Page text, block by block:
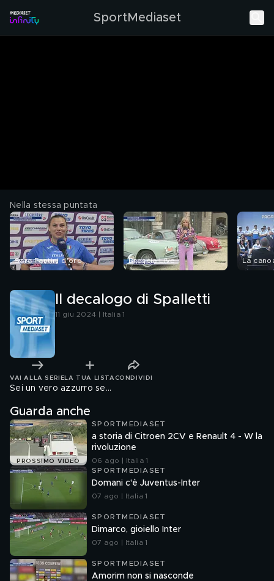
SportMediaset
Nella stessa puntata
Sara Fantini d'oro Brescia Live La
Il decalogo di Spalletti
11 giu 2024 | Italia 1
VAI ALLA SERIE LA TUA LISTA CONDIVIDI
Sei un vero azzurro se...
Guarda anche
PROSSIMO VIDEO
SPORTMEDIASET
a storia di Citroen 2CV e Renault 4 - W la
rivoluzione
06 ago | Italia 1
SPORTMEDIASET
Domani c'è Juventus-Inter
07 ago | Italia 1
SPORTMEDIASET
Dimarco, gioiello Inter
07 ago | Italia 1
SPORTMEDIASET
Amorim non si nasconde